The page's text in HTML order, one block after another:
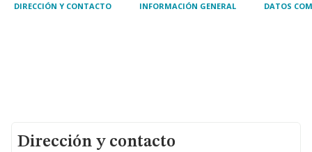
DIRECCIÓN Y CONTACTO INFORMACIÓN GENERAL DATOS
Dirección y contacto